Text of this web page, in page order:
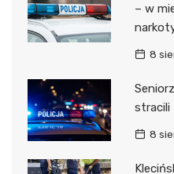
– w
8
stracili
8